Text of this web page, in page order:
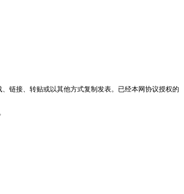
链接、转贴或以其他方式复制发表。已经本网协议授权的